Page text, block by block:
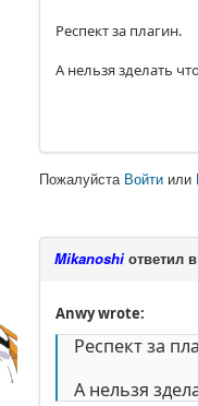
Респект за плагин.
А нельзя зделать
Пожалуйста Войти или
Mikanoshiответил
Anwy wrote:
Респект за
А нельзя